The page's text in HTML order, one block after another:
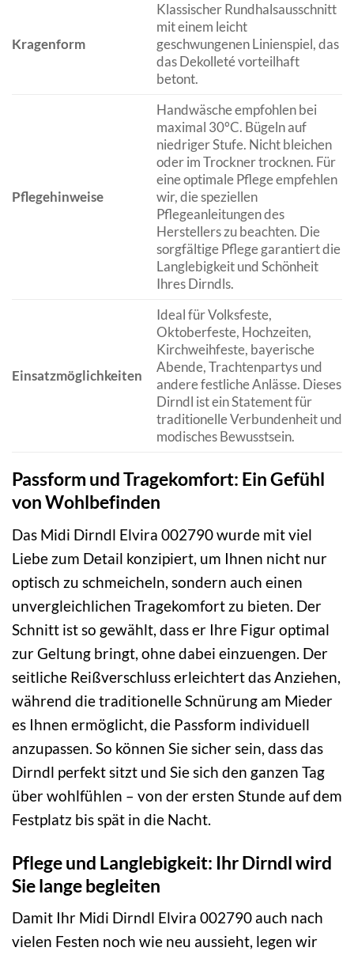
Kragenform
Klassischer Rundhalsausschnitt
mit einem leicht
geschwungenen Linienspiel, das
das Dekolleté vorteilhaft
betont.
Pflegehinweise
Handwäsche empfohlen bei
maximal 30°C. Bügeln auf
niedriger Stufe. Nicht bleichen
oder im Trockner trocknen. Für
eine optimale Pflege empfehlen
wir, die speziellen
Pflegeanleitungen des
Herstellers zu beachten. Die
sorgfältige Pflege garantiert die
Langlebigkeit und Schönheit
Ihres Dirndls.
Einsatzmöglichkeiten
Ideal für Volksfeste,
Oktoberfeste, Hochzeiten,
Kirchweihfeste, bayerische
Abende, Trachtenpartys und
andere festliche Anlässe. Dieses
Dirndl ist ein Statement für
traditionelle Verbundenheit und
modisches Bewusstsein.
Passform und Tragekomfort: Ein Gefühl
von Wohlbefinden
Das Midi Dirndl Elvira 002790 wurde mit viel
Liebe zum Detail konzipiert, um Ihnen nicht nur
optisch zu schmeicheln, sondern auch einen
unvergleichlichen Tragekomfort zu bieten. Der
Schnitt ist so gewählt, dass er Ihre Figur optimal
zur Geltung bringt, ohne dabei einzuengen. Der
seitliche Reißverschluss erleichtert das Anziehen,
während die traditionelle Schnürung am Mieder
es Ihnen ermöglicht, die Passform individuell
anzupassen. So können Sie sicher sein, dass das
Dirndl perfekt sitzt und Sie sich den ganzen Tag
über wohlfühlen – von der ersten Stunde auf dem
Festplatz bis spät in die Nacht.
Pflege und Langlebigkeit: Ihr Dirndl wird
Sie lange begleiten
Damit Ihr Midi Dirndl Elvira 002790 auch nach
vielen Festen noch wie neu aussieht, legen wir